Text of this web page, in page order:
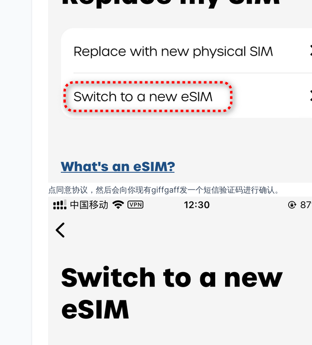
点同意协议，然后会向你现有giffgaff发一个短信验证码进行确认。